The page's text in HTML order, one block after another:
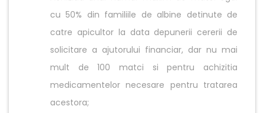
cu 50% din familiile de albine detinute de
catre apicultor la data depunerii cererii de
solicitare a ajutorului financiar, dar nu mai
mult de 100 matci si pentru achizitia
medicamentelor necesare pentru tratarea
acestora;